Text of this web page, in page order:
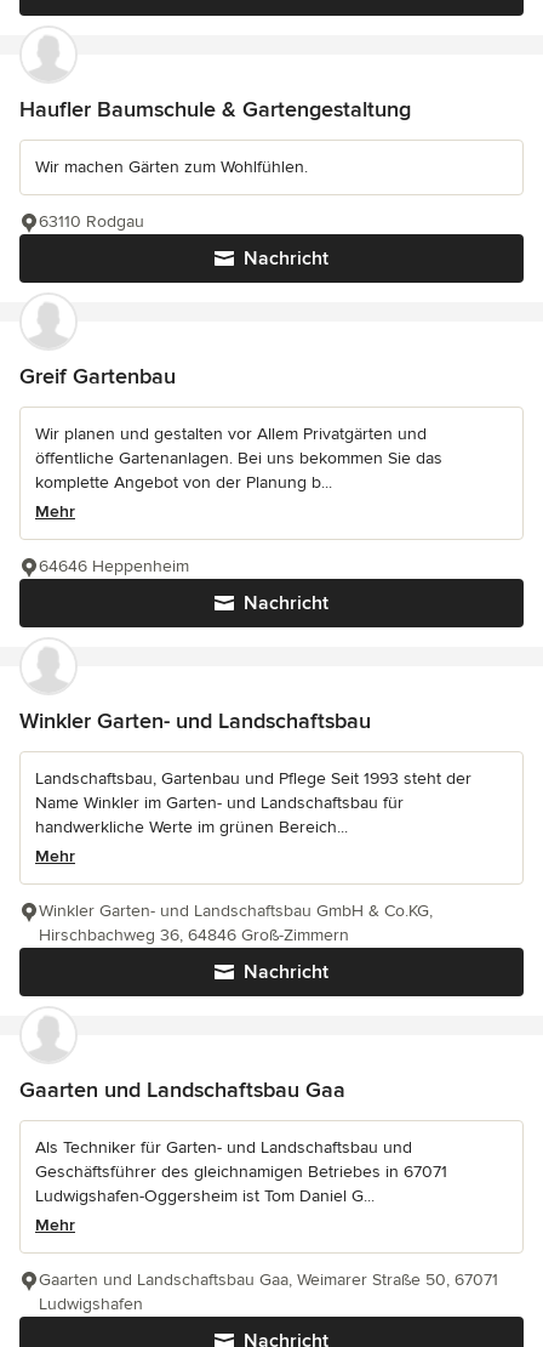
Haufler Baumschule & Gartengestaltung
Wir machen Gärten zum Wohlfühlen.
Nachricht
63110 Rodgau
Greif Gartenbau
Wir planen und gestalten vor Allem Privatgärten und
öffentliche Gartenanlagen. Bei uns bekommen Sie das
komplette Angebot von der Planung b...
Mehr
Nachricht
64646 Heppenheim
Winkler Garten- und Landschaftsbau
Landschaftsbau, Gartenbau und Pflege Seit 1993 steht der
Name Winkler im Garten- und Landschaftsbau für
handwerkliche Werte im grünen Bereich...
Mehr
Nachricht
Winkler Garten- und Landschaftsbau GmbH & Co.KG,
Hirschbachweg 36, 64846 Groß-Zimmern
Gaarten und Landschaftsbau Gaa
Als Techniker für Garten- und Landschaftsbau und
Geschäftsführer des gleichnamigen Betriebes in 67071
Ludwigshafen-Oggersheim ist Tom Daniel G...
Mehr
Nachricht
Gaarten und Landschaftsbau Gaa, Weimarer Straße 50, 67071
Ludwigshafen